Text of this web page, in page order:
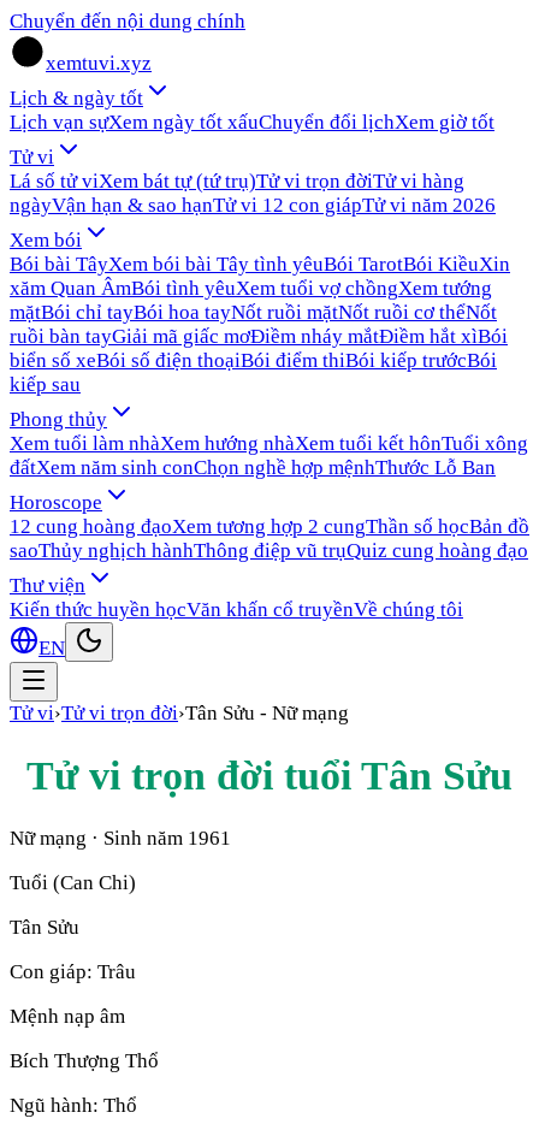
Chuyển đến nội dung chính
xemtuvi.xyz
Lịch & ngày tốt
Lịch vạn sựXem ngày tốt xấuChuyển đổi lịchXem giờ tốt
Tử vi
Lá số tử viXem bát tự (tứ trụ)Tử vi trọn đờiTử vi hàng
ngàyVận hạn & sao hạnTử vi 12 con giápTử vi năm 2026
Xem bói
Bói bài TâyXem bói bài Tây tình yêuBói TarotBói KiềuXin
xăm Quan ÂmBói tình yêuXem tuổi vợ chồngXem tướng
mặtBói chỉ tayBói hoa tayNốt ruồi mặtNốt ruồi cơ thểNốt
ruồi bàn tayGiải mã giấc mơĐiềm nháy mắtĐiềm hắt xìBói
biển số xeBói số điện thoạiBói điểm thiBói kiếp trướcBói
kiếp sau
Phong thủy
Xem tuổi làm nhàXem hướng nhàXem tuổi kết hônTuổi xông
đấtXem năm sinh conChọn nghề hợp mệnhThước Lỗ Ban
Horoscope
12 cung hoàng đạoXem tương hợp 2 cungThần số họcBản đồ
saoThủy nghịch hànhThông điệp vũ trụQuiz cung hoàng đạo
Thư viện
Kiến thức huyền họcVăn khấn cổ truyềnVề chúng tôi
EN
Tử vi›Tử vi trọn đời›Tân Sửu - Nữ mạng
Tử vi trọn đời tuổi Tân Sửu
Nữ mạng · Sinh năm 1961
Tuổi (Can Chi)
Tân Sửu
Con giáp: Trâu
Mệnh nạp âm
Bích Thượng Thổ
Ngũ hành: Thổ